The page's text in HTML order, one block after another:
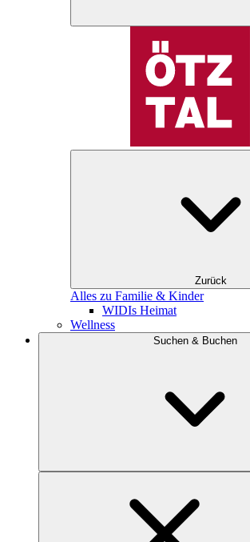
Zurück
Alles zu Familie & Kinder
WIDIs Heimat
Wellness
Suchen & Buchen